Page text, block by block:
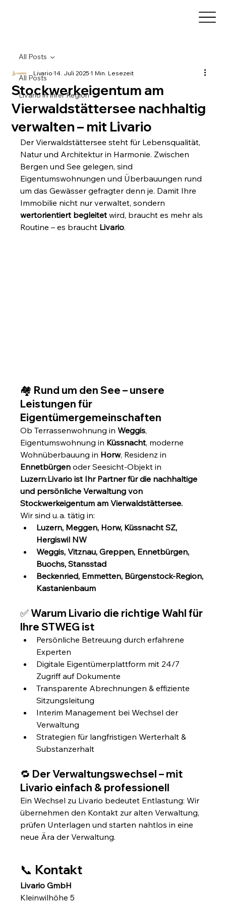
All Posts
Livario in Ihrer Region
All Posts
Stockwerkeigentum am
Vierwaldstättersee nachhaltig
verwalten – mit Livario
Livario14. Juli 20251 Min. Lesezeit
Der Vierwaldstättersee steht für Lebensqualität,
Natur und Architektur in Harmonie. Zwischen
Bergen und See gelegen, sind
Eigentumswohnungen und Überbauungen rund
um das Gewässer gefragter denn je. Damit Ihre
Immobilie nicht nur verwaltet, sondern
wertorientiert begleitet wird, braucht es mehr als
Routine – es braucht Livario.
🏘 Rund um den See – unsere
Leistungen für
Eigentümergemeinschaften
Ob Terrassenwohnung in Weggis,
Eigentumswohnung in Küssnacht, moderne
Wohnüberbauung in Horw, Residenz in
Ennetbürgen oder Seesicht-Objekt in
Luzern:Livario ist Ihr Partner für die nachhaltige
und persönliche Verwaltung von
Stockwerkeigentum am Vierwaldstättersee.
Wir sind u. a. tätig in:
Luzern, Meggen, Horw, Küssnacht SZ,
Hergiswil NW
Weggis, Vitznau, Greppen, Ennetbürgen,
Buochs, Stansstad
Beckenried, Emmetten, Bürgenstock-Region,
Kastanienbaum
✅ Warum Livario die richtige Wahl für
Ihre STWEG ist
Persönliche Betreuung durch erfahrene
Experten
Digitale Eigentümerplattform mit 24/7
Zugriff auf Dokumente
Transparente Abrechnungen & effiziente
Sitzungsleitung
Interim Management bei Wechsel der
Verwaltung
Strategien für langfristigen Werterhalt &
Substanzerhalt
🔁 Der Verwaltungswechsel – mit
Livario einfach & professionell
Ein Wechsel zu Livario bedeutet Entlastung: Wir
übernehmen den Kontakt zur alten Verwaltung,
prüfen Unterlagen und starten nahtlos in eine
neue Ära der Verwaltung.
📞 Kontakt
Livario GmbH
Kleinwilhöhe 5